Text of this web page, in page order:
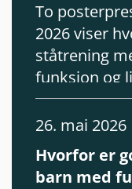
To
2026 viser
ståtrening
funksjon og
CP.
26. mai 2026
Hvorfor er
barn med